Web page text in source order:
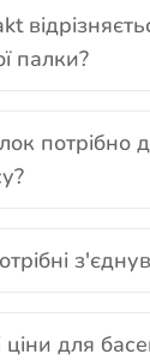
палки?
потрібно
ціни для